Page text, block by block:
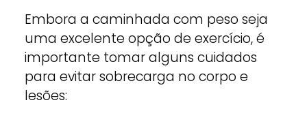
Embora a caminhada com peso seja
uma excelente opção de exercício, é
importante tomar alguns cuidados
para evitar sobrecarga no corpo e
lesões: